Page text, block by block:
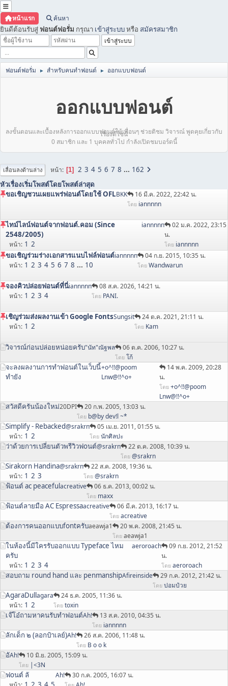
หน้าแรก ค้นหา
ยินดีต้อนรับสู่ ฟอนต์ฟอรั่ม กรุณา เข้าสู่ระบบหรือ สมัครสมาชิก
ฟอนต์ฟอรั่ม ► สำหรับคนทำฟอนต์ ► ออกแบบฟอนต์
ออกแบบฟอนต์
ลงขั้นตอนและเบื้องหลังการออกแบบฟอนต์ให้เพื่อนๆ ช่วยติชม วิจารณ์ พูดคุยเกี่ยวกับ
เรื่องดีไซน์
0 สมาชิก และ 1 บุคคลทั่วไป กำลังเปิดชมบอร์ดนี้
เลื่อนลงด้านล่าง หน้า 1 2 3 4 5 6 7 8 ... 162
หัวเรื่องเริ่มโพสต์โดยโพสต์ล่าสุด
ขอเชิญชวนเผยแพร่ฟอนต์โดยใช้ OFLBKK 16 มี.ค. 2022, 22:42 น.
โดย iannnnn
ไทม์ไลน์ฟอนต์จากฟอนต์.คอม (Since
2548/2005)
หน้า 1 2
iannnnn
02 ม.ค. 2022, 23:15
น.
โดย iannnnn
ขอเชิญร่วมร่างเอกสารแนบไฟล์ฟอนต์
หน้า 1 2 3 4 5 6 7 8 ... 10
iannnnn 04 ก.ย. 2015, 10:35 น.
โดย Wandwarun
จองคิวปล่อยฟอนต์ที่นี่
หน้า 1 2 3 4
iannnnn 08 ส.ค. 2026, 14:21 น.
โดย PANI.
เชิญร่วมส่งผลงานเข้า Google Fonts
หน้า 1 2
Sungsit 24 ต.ค. 2021, 21:11 น.
โดย Kam
วิจารณ์ก่อนปล่อยหน่อยครับ"นัท"ณัฐพล 06 ต.ค. 2006, 10:27 น.
โดย โก้
จะลงผลงานการทำฟอนต์ในเว็บนี้
ทำยัง
+o^!!@poom
Lnw@!!^o+
14 พ.ค. 2009, 20:28
น.
โดย +o^!!@poom
Lnw@!!^o+
สวัสดีครันน้องใหม่20DPI 20 ก.พ. 2005, 13:03 น.
โดย b@by dev!l ~*
Simplify - Rebacked
หน้า 1 2
@srakrn 05 เม.ย. 2011, 01:55 น.
โดย นักศิลปะ
ว่าด้วยการเปลี่ยนตัวพรีวิวฟoนต์@srakrn 22 ต.ค. 2008, 10:39 น.
โดย @srakrn
Sirakorn Handina
หน้า 1 2 3
@srakrn 22 ส.ค. 2008, 19:36 น.
โดย @srakrn
ฟ้อนต์ ac peacefulacreative 06 ธ.ค. 2013, 00:02 น.
โดย maxx
ฟ้อนต์ลายมือ AC Espressaacreative 06 มี.ค. 2013, 16:17 น.
โดย acreative
ต้องการคนออกแบบfontครับaeawja1 20 พ.ค. 2008, 21:45 น.
โดย aeawja1
ในห้องนี้มีใครรับออกแบบ Typeface ไหม
ครับ
หน้า 1 2 3 4
aeroroach
09 ก.ย. 2012, 21:52
น.
โดย aeroroach
สอบถาม round hand และ penmanshipAfireinside 29 ก.ค. 2012, 21:42 น.
โดย ปอมป๋วย
AgaraDull
หน้า 1 2
agara 24 ธ.ค. 2005, 11:36 น.
โดย toxin
เจ๊โอ๋ถามหาคนรับทำฟอนต์Ah! 13 ส.ค. 2010, 04:35 น.
โดย iannnnn
ลักเด็ก ๒ (ลอกป๋าเลย์)Ah! 26 ส.ค. 2006, 11:48 น.
โดย B o o k
อัAh! 10 มิ.ย. 2005, 15:09 น.
โดย |<3N
ฟoนต์ ลั Ah! 30 ก.ค. 2005, 16:07 น.